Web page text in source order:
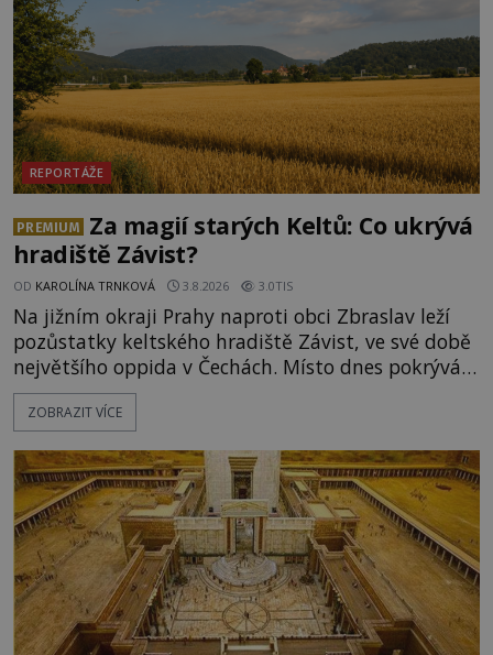
REPORTÁŽE
PREMIUM
Za magií starých Keltů: Co ukrývá
hradiště Závist?
OD KAROLÍNA TRNKOVÁ 3.8.2026 3.0TIS
Na jižním okraji Prahy naproti obci Zbraslav leží
pozůstatky keltského hradiště Závist, ve své době
největšího oppida v Čechách. Místo dnes pokrývá
les, zbytky po kdysi monumentálním hradišti jsou
ale v terénu patrné stále. Co dalšího tu po Keltech
vrch Hr
ZOBRAZIT VÍCE